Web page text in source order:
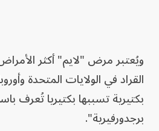
ويُعتبر مرض "لايم" أكثر
القراد في الولايات المتحدة
بكتيرية تسببها بكتيريا تُعرف
برجدورفيرية".